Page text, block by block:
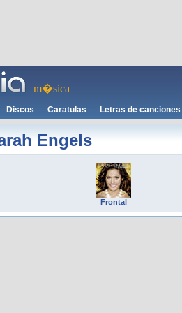
m�sica
Discos Caratulas Letras de canciones
Engels
Frontal